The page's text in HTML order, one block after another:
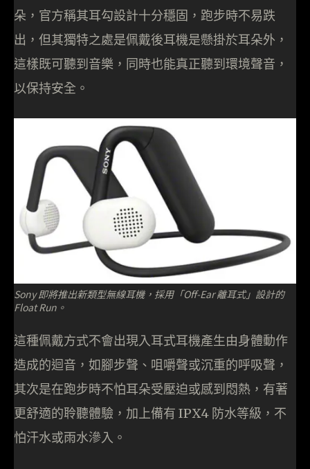
朵，官方稱其耳勾設計十分穩固，跑步時不易跌
出，但其獨特之處是佩戴後耳機是懸掛於耳朵外，
這樣既可聽到音樂，同時也能真正聽到環境聲音，
以保持安全。
Sony 即將推出新類型無線耳機，採用「Off-Ear 離耳式」設計的
Float Run。
這種佩戴方式不會出現入耳式耳機產生由身體動作
造成的迴音，如腳步聲、咀嚼聲或沉重的呼吸聲，
其次是在跑步時不怕耳朵受壓迫或感到悶熱，有著
更舒適的聆聽體驗，加上備有 IPX4 防水等級，不
怕汗水或雨水滲入。